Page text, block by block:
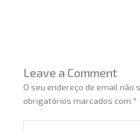
Leave a Comment
O seu endereço de email não
obrigatórios marcados com*